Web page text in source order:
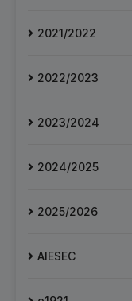
2021/2022
2022/2023
2023/2024
2024/2025
2025/2026
AIESEC